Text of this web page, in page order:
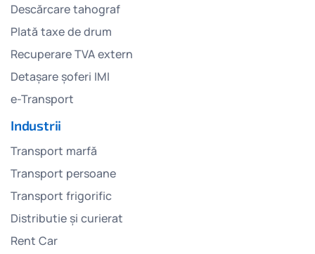
Descărcare tahograf
Plată taxe de drum
Recuperare TVA extern
Detașare șoferi IMI
e-Transport
Industrii
Transport marfă
Transport persoane
Transport frigorific
Distributie și curierat
Rent Car